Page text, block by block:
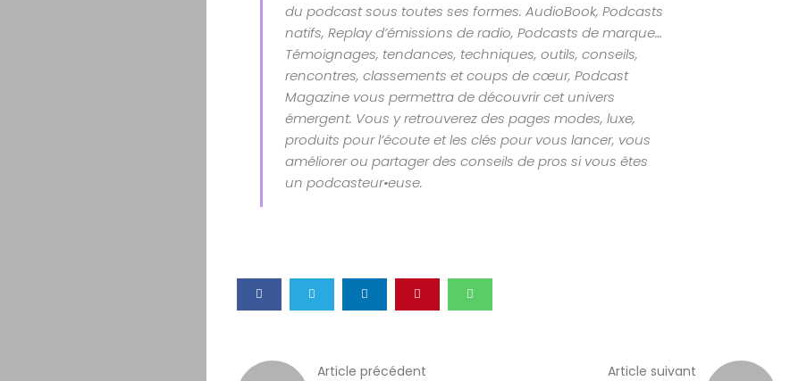
du podcast sous toutes ses formes. AudioBook, Podcasts
natifs, Replay d’émissions de radio, Podcasts de marque…
Témoignages, tendances, techniques, outils, conseils,
rencontres, classements et coups de cœur, Podcast
Magazine vous permettra de découvrir cet univers
émergent. Vous y retrouverez des pages modes, luxe,
produits pour l’écoute et les clés pour vous lancer, vous
améliorer ou partager des conseils de pros si vous êtes
un podcasteur•euse.
Article précédent Article suivant